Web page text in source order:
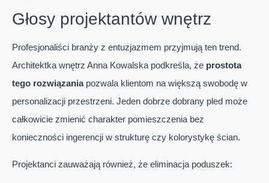
Głosy projektantów wnętrz
Profesjonaliści branży z entuzjazmem przyjmują ten trend.
Architektka wnętrz Anna Kowalska podkreśla, że prostota
tego rozwiązaniapozwala klientom na większą swobodę w
personalizacji przestrzeni. Jeden dobrze dobrany pled może
całkowicie zmienić charakter pomieszczenia bez
konieczności ingerencji w strukturę czy kolorystykę ścian.
Projektanci zauważają również, że eliminacja poduszek: